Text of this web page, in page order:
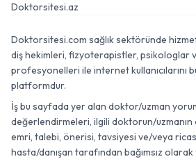
Doktorsitesi.az
Doktorsitesi.com sağlık sektöründe
diş hekimleri, fizyoterapistler, psikologlar
profesyonelleri ile internet kullanıcılarını
platformdur.
İş bu sayfada yer alan doktor/uzman
değerlendirmeleri, ilgili doktorun/uzmanın
emri, talebi, önerisi, tavsiyesi ve/veya
hasta/danışan tarafından bağımsız olarak